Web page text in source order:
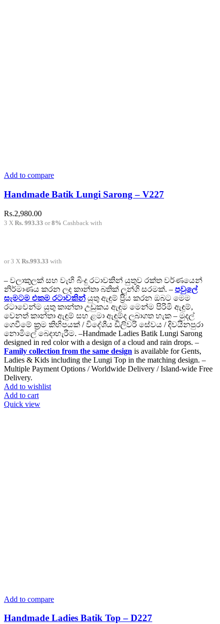
Add to compare
Handmade Batik Lungi Sarong – V227
Rs.2,980.00
3 X Rs. 993.33 or8% Cashback with
or 3 X Rs.993.33 with
– වලාකුලක් සහ වැහි බිංදු රටාවකින් යුතුව රක්ත වර්ණයෙන්
නිර්මාණය කරන ලද කාන්තා බතික් ලුන්ගි සරමක්. – පවුලේ
සැමටම එකම රටාවකින් යුතු ඇඳුම් ප්‍රිය කරන ඔබට මෙම
රටාවෙන්ම යුතු කාන්තා උඩුකය ඇඳුම මෙන්ම පිරිමි ඇඳුම්,
වෙනත් කාන්තා ඇඳුම් සහ ළමා ඇඳුම්ද ලබාගත හැක – මුදල්
ගෙවීමේ ක්‍රම කිහිපයක් / විදේශීය ඩිලිවරි සේවය / දිවයිනපුරා
නොමිලේ බෙදාහැරීම. –Handmade Ladies Batik Lungi Sarong
designed in red color with a design of a cloud and rain drops. –
Family collection from the same design is available for Gents,
Ladies & Kids including the Lungi Top in the matching design. –
Multiple Payment Options / Worldwide Delivery / Island-wide Free
Delivery.
Add to wishlist
Add to cart
Quick view
Add to compare
Handmade Ladies Batik Top – D227